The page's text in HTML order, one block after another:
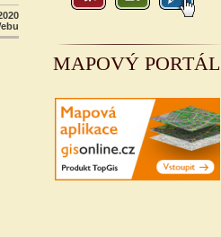
MAPOVÝ PORTÁL